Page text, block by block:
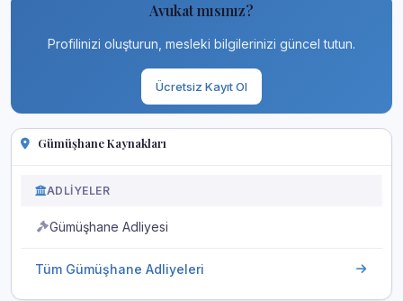
Avukat mısınız?
Profilinizi oluşturun, mesleki bilgilerinizi güncel tutun.
Ücretsiz Kayıt Ol
Gümüşhane Kaynakları
ADLIYELER
Gümüşhane Adliyesi
Tüm Gümüşhane Adliyeleri